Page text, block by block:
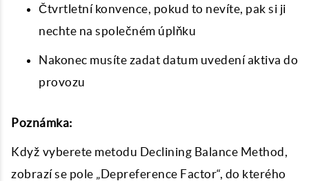
Čtvrtletní konvence, pokud to nevíte, pak si ji
nechte na společném úplňku
Nakonec musíte zadat datum uvedení aktiva do
provozu
Poznámka:
Když vyberete metodu Declining Balance Method,
zobrazí se pole „Depreference Factor“, do kterého